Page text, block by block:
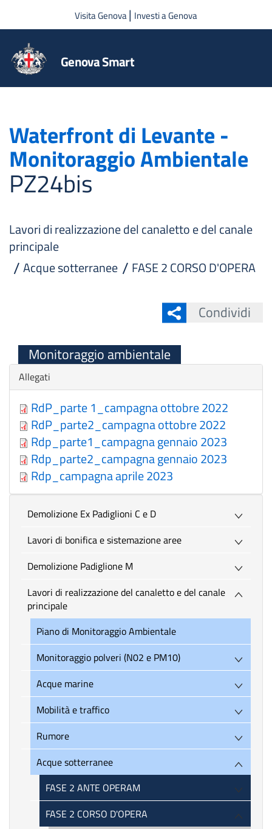
Salta al contenuto principale
Visita Genova| Investi a Genova
Genova Smart
Waterfront di Levante -
Monitoraggio Ambientale
PZ24bis
Lavori di realizzazione del canaletto e del canale
principale
Acque sotterranee
FASE 2 CORSO D'OPERA
Condividi
Monitoraggio ambientale
Nascondi
Allegati
RdP_parte 1_campagna ottobre 2022
RdP_parte2_campagna ottobre 2022
Rdp_parte1_campagna gennaio 2023
Rdp_parte2_campagna gennaio 2023
Rdp_campagna aprile 2023
Demolizione Ex Padiglioni C e D
Lavori di bonifica e sistemazione aree
Demolizione Padiglione M
Lavori di realizzazione del canaletto e del canale
principale
Piano di Monitoraggio Ambientale
Monitoraggio polveri (N02 e PM10)
Acque marine
Mobilità e traffico
Rumore
Acque sotterranee
FASE 2 ANTE OPERAM
FASE 2 CORSO D'OPERA